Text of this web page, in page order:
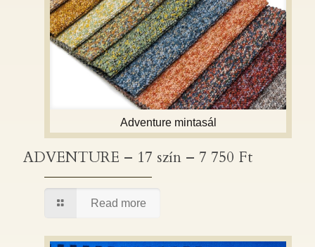
ADVENTURE – 17 szín – 7 750 Ft
Adventure mintasál
ADVENTURE – 17 szín – 7 750 Ft
Read more